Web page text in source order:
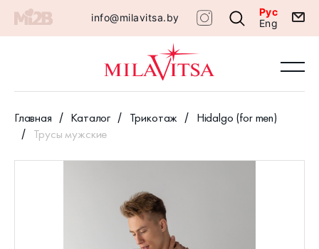
info@milavitsa.by
Рус
Eng
Главная Каталог Трикотаж
Hidalgo (for men)
Трусы мужские